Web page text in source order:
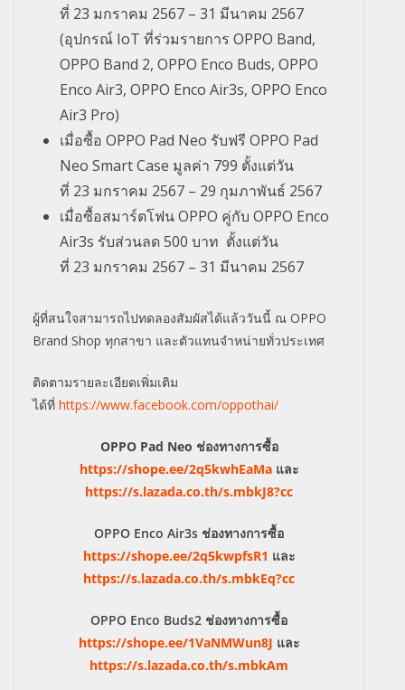
ที่ 23 มกราคม 2567 – 31 มีนาคม 2567
(อุปกรณ์ IoT ที่ร่วมรายการ OPPO Band,
OPPO Band 2, OPPO Enco Buds, OPPO
Enco Air3, OPPO Enco Air3s, OPPO Enco
Air3 Pro)
เมื่อซื้อ OPPO Pad Neo รับฟรี OPPO Pad
Neo Smart Case มูลค่า 799 ตั้งแต่วัน
ที่ 23 มกราคม 2567 – 29 กุมภาพันธ์ 2567
เมื่อซื้อสมาร์ตโฟนOPPO คู่กับ OPPO Enco
Air3s รับส่วนลด500 บาท ตั้งแต่วัน
ที่ 23 มกราคม 2567 – 31 มีนาคม 2567
ผู้ที่สนใจสามารถไปทดลองสัมผัสได้แล้ววันนี้ ณ OPPO
Brand Shop ทุกสาขา และตัวแทนจำหน่ายทั่วประเทศ
ติดตามรายละเอียดเพิ่มเติม
ได้ที่ https://www.facebook.com/oppothai/
OPPO Pad Neo ช่องทางการซื้อ
https://shope.ee/2q5kwhEaMaและ
https://s.lazada.co.th/s.mbkJ8?cc
OPPO Enco Air3s ช่องทางการซื้อ
https://shope.ee/2q5kwpfsR1 และ
https://s.lazada.co.th/s.mbkEq?cc
OPPO Enco Buds2 ช่องทางการซื้อ
https://shope.ee/1VaNMWun8J และ
https://s.lazada.co.th/s.mbkAm